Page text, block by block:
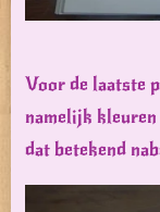
Voor de laatste
namelijk
dat betekend